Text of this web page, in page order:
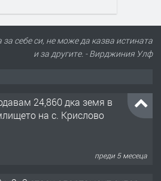
себе си, не може да казва истината
и за другите. - Вирджиния Улф
24,860 дка земя в
на с. Крислово
преди 5 месеца